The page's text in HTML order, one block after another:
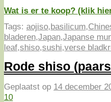
Wat is er te koop? (klik
Tags: aojiso,basilicum,
bladeren,Japan,Japanse
leaf,shiso,sushi,verse
Rode shiso
Geplaatst op 14 december
10